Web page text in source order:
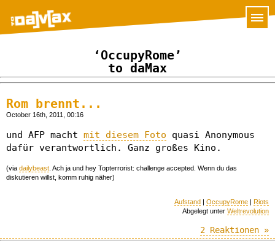
‘OccupyRome’
to daMax
Rom brennt...
October 16th, 2011, 00:16
und AFP macht mit diesem Foto quasi Anonymous
dafür verantwortlich. Ganz großes Kino.
(via dailybeast . Ach ja und hey Topterrorist: challenge accepted. Wenn du das
diskutieren willst, komm ruhig näher)
Aufstand | OccupyRome | Riots
Abgelegt unter Weltrevolution
2 Reaktionen »